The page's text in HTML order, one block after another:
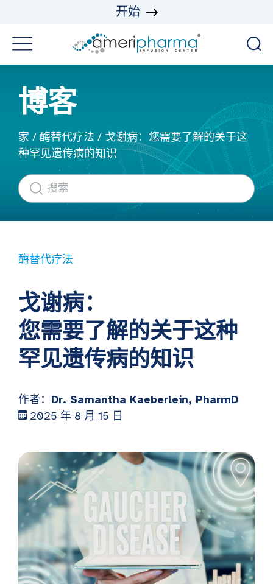
开始
博客
家 / 酶替代疗法 / 戈谢病：您需要了解的关于这
种罕见遗传病的知识
酶替代疗法
戈谢病：
您需要了解的关于这种
罕见遗传病的知识
作者： Dr. Samantha Kaeberlein, PharmD
2025 年 8 月 15 日